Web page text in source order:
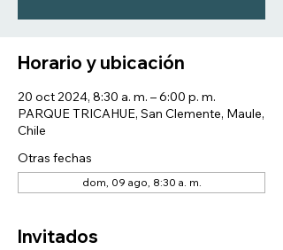
Horario y ubicación
20 oct 2024, 8:30 a. m. – 6:00 p. m.
PARQUE TRICAHUE, San Clemente, Maule,
Chile
Otras fechas
dom, 09 ago, 8:30 a. m.
Invitados